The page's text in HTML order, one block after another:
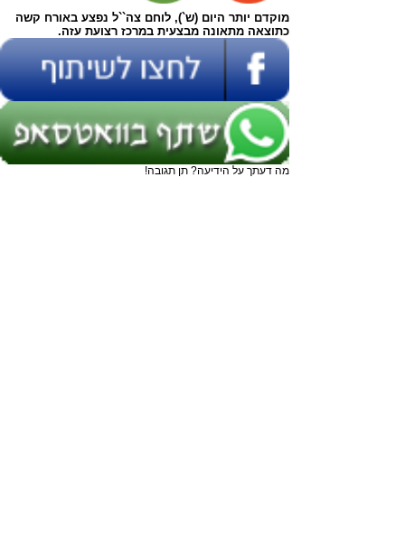
מוקדם יותר היום (ש`), לוחם צה``ל נפצע באורח קשה
כתוצאה מתאונה מבצעית במרכז רצועת עזה.
מה דעתך על הידיעה? תן תגובה!